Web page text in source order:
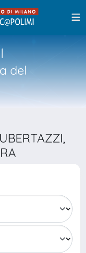
del